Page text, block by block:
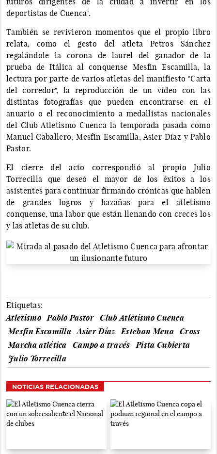
deportistas de Cuenca".
También se revivieron momentos que el propio libro
relata, como el gesto del atleta Petros Sánchez
regalándole la corona de laurel del ganador de la
prueba de Itálica al conquense Mesfin Escamilla, la
lectura por parte de varios atletas del manifiesto "Carta
del corredor", la reproducción de un vídeo con las
distintas fotografías que pueden encontrarse en el
anuario o el reconocimiento a medallistas nacionales
del Club Atletismo Cuenca la temporada pasada como
Manuel Caballero, Mesfin Escamilla, Asier Díaz y Pablo
Pastor.
El cierre del acto correspondió al propio Julio
Torrecilla que deseó el mayor de los éxitos a los
asistentes para continuar firmando crónicas que hablen
de grandes logros y hazañas para el atletismo
conquense, una labor que están llenando con creces los
y las atletas de su club.
Etiquetas:
Atletismo
Pablo Pastor
Club Atletismo Cuenca
Mesfin Escamilla
Asier Díaz Esteban Mena
Cross
Marcha atlética
Campo a través
Pista Cubierta
Julio Torrecilla
NOTICIAS RELACIONADAS